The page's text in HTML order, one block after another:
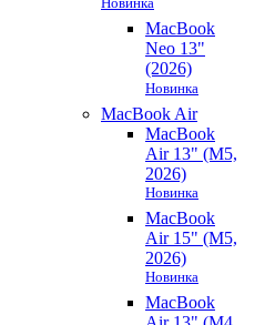
MacBook
Neo 13"
(2026)
Новинка
MacBook Air
MacBook
Air 13" (M5,
2026)
Новинка
MacBook
Air 15" (M5,
2026)
Новинка
MacBook